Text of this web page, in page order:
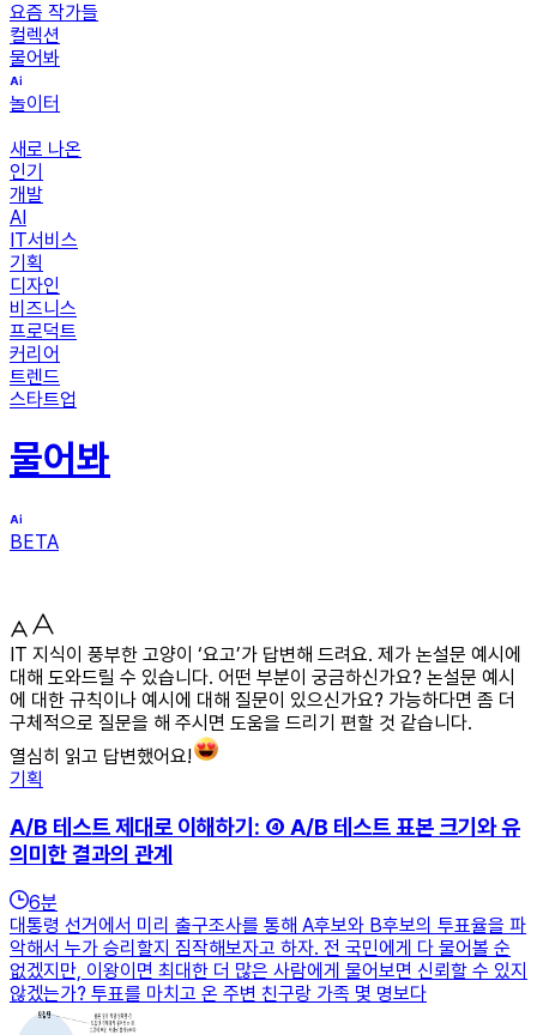
요즘 작가들
컬렉션
물어봐
놀이터
새로 나온
인기
개발
AI
IT서비스
기획
디자인
비즈니스
프로덕트
커리어
트렌드
스타트업
물어봐
BETA
IT 지식이 풍부한 고양이 ‘요고’가 답변해 드려요. 제가 논설문 예시에
대해 도와드릴 수 있습니다. 어떤 부분이 궁금하신가요? 논설문 예시
에 대한 규칙이나 예시에 대해 질문이 있으신가요? 가능하다면 좀 더
구체적으로 질문을 해 주시면 도움을 드리기 편할 것 같습니다.
열심히 읽고 답변했어요!
기획
A/B 테스트 제대로 이해하기: ④ A/B 테스트 표본 크기와 유
의미한 결과의 관계
6분
대통령 선거에서 미리 출구조사를 통해 A후보와 B후보의 투표율을 파
악해서 누가 승리할지 짐작해보자고 하자. 전 국민에게 다 물어볼 순
없겠지만, 이왕이면 최대한 더 많은 사람에게 물어보면 신뢰할 수 있지
않겠는가? 투표를 마치고 온 주변 친구랑 가족 몇 명보다